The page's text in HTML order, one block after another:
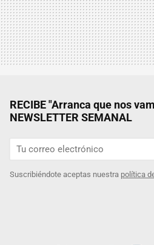
RECIBE "Arranca que nos
NEWSLETTER SEMANAL
Suscribiéndote aceptas nuestra política